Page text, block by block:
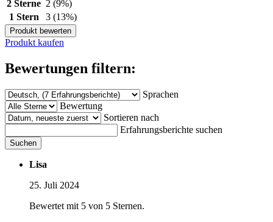
2 Sterne 2 (9%)
1 Stern
3 (13%)
Produkt bewerten
Produkt kaufen
Bewertungen filtern:
Sprachen
Bewertung
Sortieren nach
Erfahrungsberichte suchen
Suchen
Lisa
25. Juli 2024
Bewertet mit 5 von 5 Sternen.